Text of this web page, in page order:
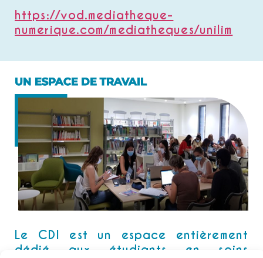
https://vod.mediatheque-
numerique.com/mediatheques/unilim
UN ESPACE DE TRAVAIL
Le CDI est un espace entièrement
dédié aux étudiants en soins